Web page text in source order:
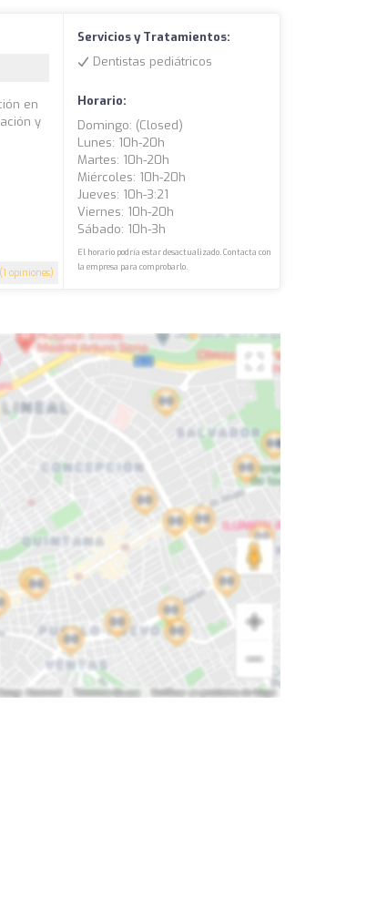
(1 opiniones)
en
y
Servicios y Tratamientos:
Dentistas pediátricos
Horario:
Domingo: (closed)
Lunes: 10h-20h
Martes: 10h-20h
Miércoles: 10h-20h
Jueves: 10h-3:21
Viernes: 10h-20h
Sábado: 10h-3h
El horario podría estar desactualizado. Contacta con
la empresa para comprobarlo.